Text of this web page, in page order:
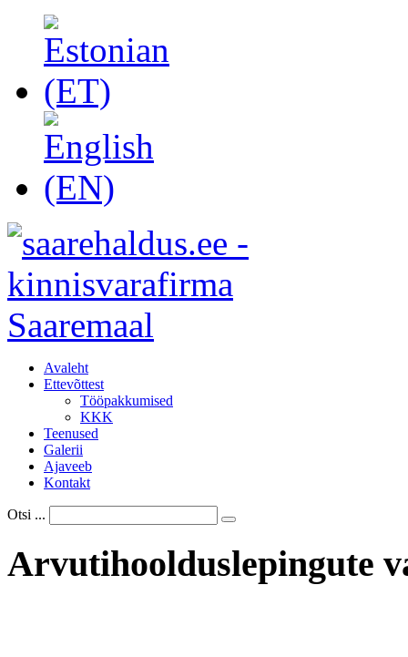
Avaleht
Ettevõttest
Tööpakkumised
KKK
Teenused
Galerii
Ajaveeb
Kontakt
Otsi ...
Arvutihoolduslepingute